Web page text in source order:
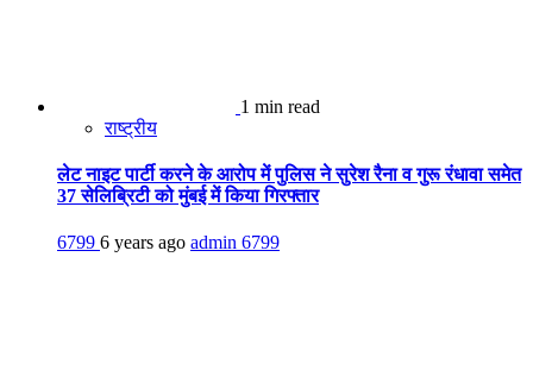
1 min read
राष्ट्रीय
लेट नाइट पार्टी करने के आरोप में पुलिस ने सुरेश रैना व गुरू रंधावा समेत
37 सेलिब्रिटी को मुंबई में किया गिरफ्तार
6799 6 years ago admin 6799